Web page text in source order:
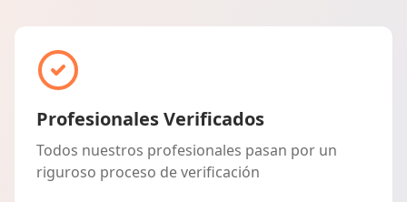
Profesionales Verificados
Todos nuestros profesionales pasan por un
riguroso proceso de verificación